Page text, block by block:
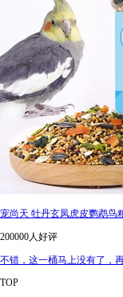
宠尚天 牡丹玄凤虎皮鹦鹉鸟
200000人好评
不错，这一桶马上没有了，
TOP